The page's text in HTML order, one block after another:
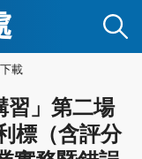
載
習」第二場
標（含評分